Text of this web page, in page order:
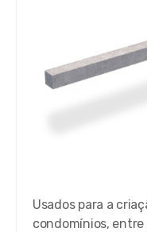
Usados para a
condomínios, entre